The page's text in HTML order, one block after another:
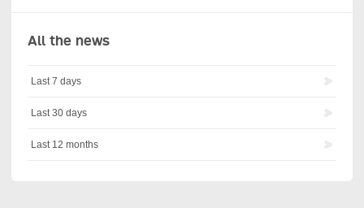
All the news
Last 7 days
Last 30 days
Last 12 months